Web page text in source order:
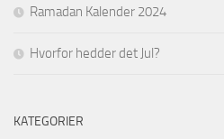
Ramadan Kalender 2024
Hvorfor hedder det Jul?
KATEGORIER